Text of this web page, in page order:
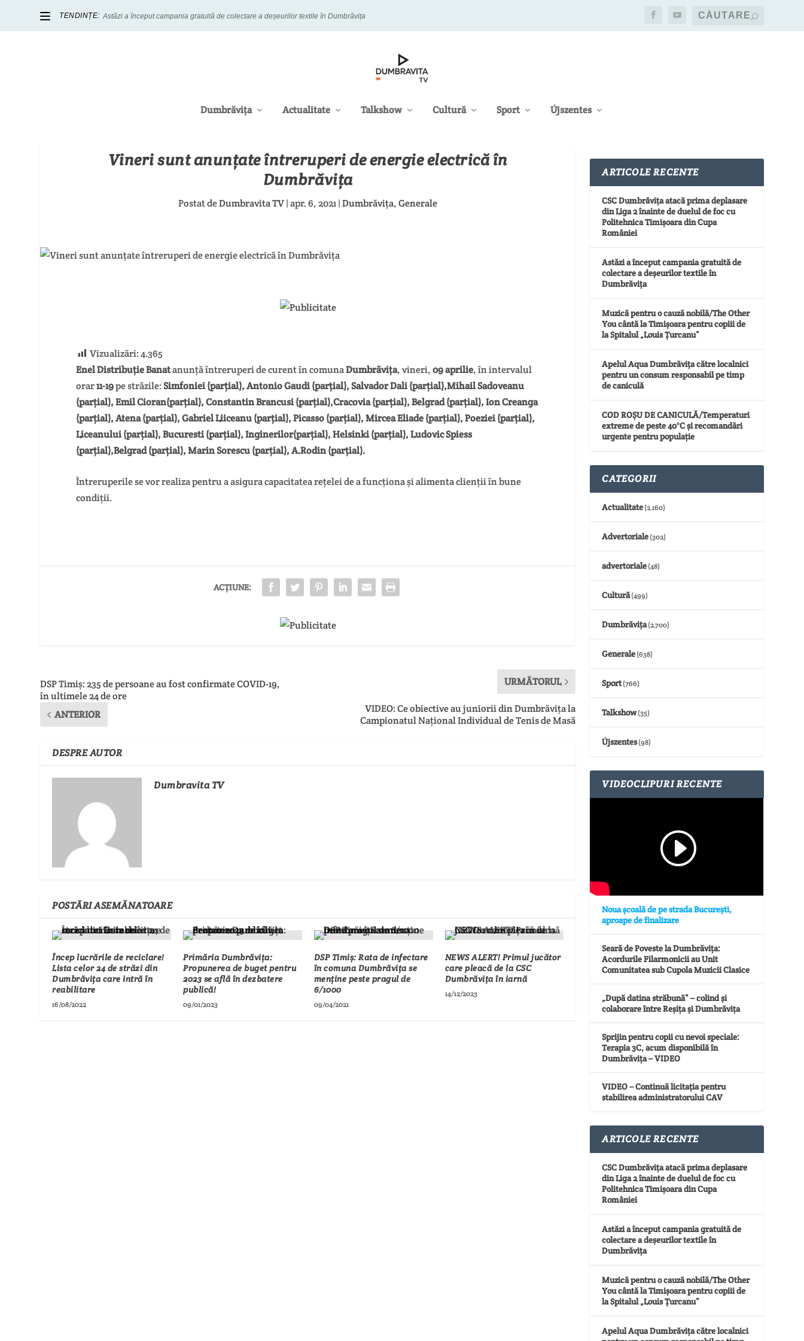
TENDINȚE: Astăzi a început campania gratuită de colectare a deșeurilor textile în Dumbrăvița
Dumbrăvița Actualitate Talkshow Cultură Sport Újszentes
Vineri sunt anunțate întreruperi de energie electrică în
Dumbrăvița
Postat deDumbravita TV|apr. 6, 2021|Dumbrăvița,Generale
Vizualizări: 4.365
Enel Distribuție Banatanunță întreruperi de curent în comunaDumbrăvița, vineri,09 aprilie, în intervalul
orar11-19pe străzile: Simfoniei (parțial), Antonio Gaudi(parțial), Salvador Dali(parțial),Mihail Sadoveanu
(parțial), Emil Cioran(parțial), Constantin Brancusi(parțial),Cracovia(parțial), Belgrad(parțial), Ion Creanga
(parțial), Atena(parțial), Gabriel Liiceanu(parțial), Picasso(parțial), Mircea Eliade(parțial), Poeziei(parțial),
Liceanului(parțial), Bucuresti(parțial), Inginerilor(parțial), Helsinki(parțial), Ludovic Spiess
(parțial),Belgrad(parțial), Marin Sorescu(parțial), A.Rodin(parțial).
Întreruperile se vor realiza pentru a asigura capacitatea rețelei de a funcționa și alimenta clienții în bune
condiții.
ACȚIUNE:
DSP Timiș: 235 de persoane au fost confirmate COVID-19,
în ultimele 24 de ore
ANTERIOR
URMĂTORUL
VIDEO: Ce obiective au juniorii din Dumbrăvița la
Campionatul Național Individual de Tenis de Masă
DESPRE AUTOR
Dumbravita TV
POSTĂRI ASEMĂNATOARE
Încep lucrările de reciclare!
Lista celor 24 de străzi din
Dumbrăvița care intră în
reabilitare
16/08/2022
Primăria Dumbrăvița:
Propunerea de buget pentru
2023 se află în dezbatere
publică!
09/01/2023
DSP Timiș: Rata de infectare
în comuna Dumbrăvița se
menține peste pragul de
6/1000
09/04/2021
NEWS ALERT! Primul jucător
care pleacă de la CSC
Dumbrăvița în iarnă
14/12/2023
ARTICOLE RECENTE
CSC Dumbrăvița atacă prima deplasare
din Liga 2 înainte de duelul de foc cu
Politehnica Timișoara din Cupa
României
Astăzi a început campania gratuită de
colectare a deșeurilor textile în
Dumbrăvița
Muzică pentru o cauză nobilă/The Other
You cântă la Timișoara pentru copiii de
la Spitalul „Louis Țurcanu”
Apelul Aqua Dumbrăvița către localnici
pentru un consum responsabil pe timp
de caniculă
COD ROȘU DE CANICULĂ/Temperaturi
extreme de peste 40°C și recomandări
urgente pentru populație
CATEGORII
Actualitate (2.160)
Advertoriale (302)
advertoriale (48)
Cultură(499)
Dumbrăvița(2.700)
Generale (638)
Sport(766)
Talkshow(35)
Újszentes(98)
VIDEOCLIPURI RECENTE
Noua școală de pe strada București,
aproape de finalizare
Seară de Poveste la Dumbrăvița:
Acordurile Filarmonicii au Unit
Comunitatea sub Cupola Muzicii Clasice
„După datina străbună” – colind și
colaborare între Reșița și Dumbrăvița
Sprijin pentru copii cu nevoi speciale:
Terapia 3C, acum disponibilă în
Dumbrăvița – VIDEO
VIDEO – Continuă licitația pentru
stabilirea administratorului CAV
ARTICOLE RECENTE
CSC Dumbrăvița atacă prima deplasare
din Liga 2 înainte de duelul de foc cu
Politehnica Timișoara din Cupa
României
Astăzi a început campania gratuită de
colectare a deșeurilor textile în
Dumbrăvița
Muzică pentru o cauză nobilă/The Other
You cântă la Timișoara pentru copiii de
la Spitalul „Louis Țurcanu”
Apelul Aqua Dumbrăvița către localnici